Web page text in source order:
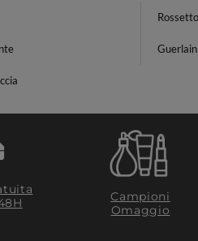
Campioni
Omaggio